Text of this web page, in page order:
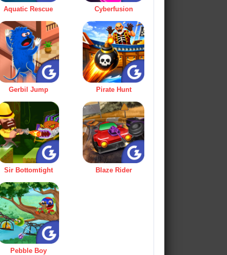
Aquatic Rescue Cyberfusion
Gerbil Jump Pirate Hunt
Sir Bottomtight Blaze Rider
Pebble Boy